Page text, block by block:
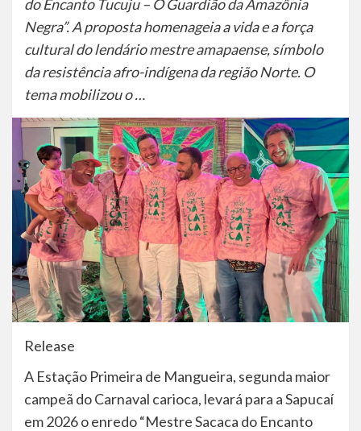
do Encanto Tucuju – O Guardião da Amazônia
Negra”. A proposta homenageia a vida e a força
cultural do lendário mestre amapaense, símbolo
da resistência afro-indígena da região Norte. O
tema mobilizou o …
Release
A Estação Primeira de Mangueira, segunda maior
campeã do Carnaval carioca, levará para a Sapucaí
em 2026 o enredo “Mestre Sacaca do Encanto